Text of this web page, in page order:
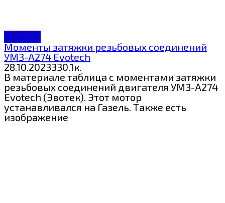
МЗ УМЗ
Моменты затяжки резьбовых соединений
УМЗ-А274 Evotech
28.10.2023330.1к.
В материале таблица с моментами затяжки
резьбовых соединений двигателя УМЗ-А274
Evotech (Эвотек). Этот мотор
устанавливался на Газель. Также есть
изображение